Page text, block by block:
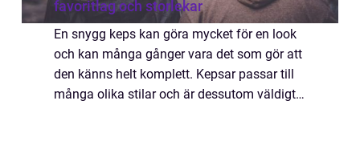
favoritlag och storlekar
En snygg keps kan göra mycket för en look
och kan många gånger vara det som gör att
den känns helt komplett. Kepsar passar till
många olika stilar och är dessutom väldigt